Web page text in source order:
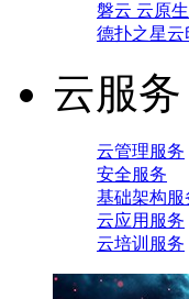
磐云 云原生
德扑之星云
云服务
云管理服务
安全服务
基础架构服
云应用服务
云培训服务